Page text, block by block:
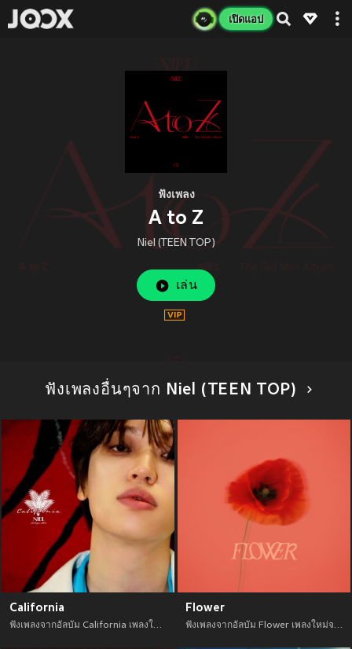
เปิดแอป
ฟังเพลง
A to Z
Niel (TEEN TOP)
เล่น
ฟังเพลงอื่นๆจาก Niel (TEEN TOP)
California
ฟังเพลงจากอัลบัม California เพลงใหม่จาก อัพเดทเพลงใหม่ล่าสุดก่อนใคร ตลอดปี 2021
Flower
ฟังเพลงจากอัลบัม Flower เพลงใหม่จาก อัพเดทเพลงใหม่ล่าสุดก่อนใคร ตลอดปี 2021